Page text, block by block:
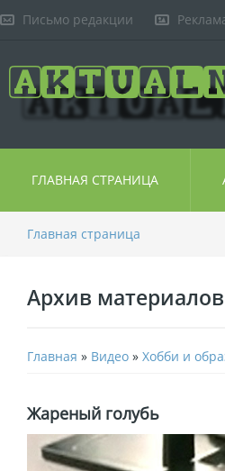
Письмо редакции
ГЛАВНАЯ СТРАНИЦА
Главная страница
Архив материалов
Главная » Видео » Хобби и
Жареный голубь